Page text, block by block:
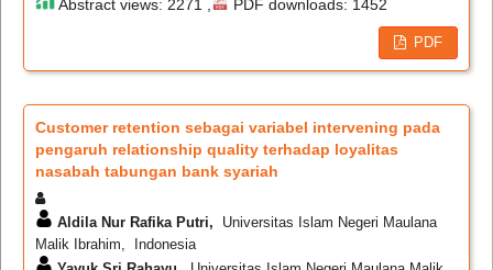
Abstract views: 2271 ,
PDF downloads: 1452
PDF
Customer retention sebagai variabel intervening pada
pengaruh relationship quality terhadap loyalitas
nasabah tabungan bank syariah
Aldila Nur Rafika Putri, Universitas Islam Negeri Maulana
Malik Ibrahim, Indonesia